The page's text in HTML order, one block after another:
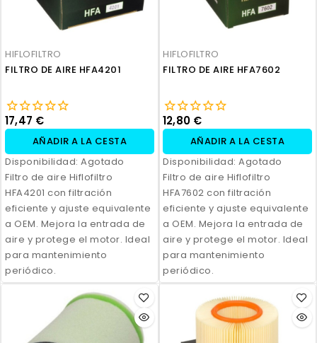
HIFLOFILTRO
FILTRO DE AIRE HFA4201
17,47 €
AÑADIR A LA CESTA
Disponibilidad: Agotado
Filtro de aire Hiflofiltro
HFA4201 con filtración
eficiente y ajuste equivalente
a OEM. Mejora la entrada de
aire y protege el motor. Ideal
para mantenimiento
periódico.
HIFLOFILTRO
FILTRO DE AIRE HFA7602
12,80 €
AÑADIR A LA CESTA
Disponibilidad: Agotado
Filtro de aire Hiflofiltro
HFA7602 con filtración
eficiente y ajuste equivalente
a OEM. Mejora la entrada de
aire y protege el motor. Ideal
para mantenimiento
periódico.